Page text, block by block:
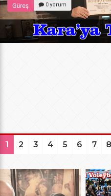
Güreş 0 yorum
1 2 3 4 5 6 7 8